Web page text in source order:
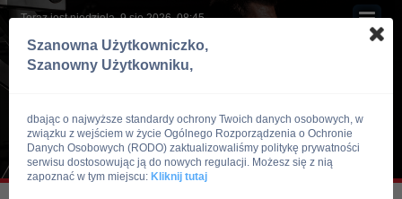
Teraz jest niedziela, 9 sie 2026, 08:45
Szanowna Użytkowniczko,
Szanowny Użytkowniku,
dbając o najwyższe standardy ochrony Twoich danych osobowych, w
związku z wejściem w życie Ogólnego Rozporządzenia o Ochronie
Danych Osobowych (RODO) zaktualizowaliśmy politykę prywatności
serwisu dostosowując ją do nowych regulacji. Możesz się z nią
zapoznać w tym miejscu: Kliknij tutaj